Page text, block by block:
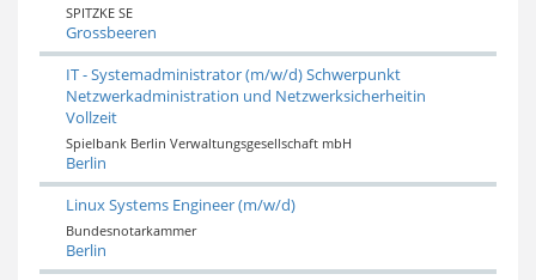
SPITZKE SE
Grossbeeren
IT - Systemadministrator (m/w/d) Schwerpunkt
Netzwerkadministration und Netzwerksicherheitin
Vollzeit
Spielbank Berlin Verwaltungsgesellschaft mbH
Berlin
Linux Systems Engineer (m/w/d)
Bundesnotarkammer
Berlin